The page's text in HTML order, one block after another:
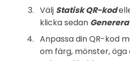
Välj Statisk QR-kod
klicka sedan
Anpassa din QR-kod
om färg, mönster,